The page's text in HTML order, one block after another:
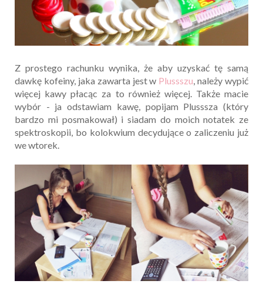
Z prostego rachunku wynika, że aby uzyskać tę samą
dawkę kofeiny, jaka zawarta jest w Plussszu , należy wypić
więcej kawy płacąc za to również więcej. Także macie
wybór - ja odstawiam kawę, popijam Plusssza (który
bardzo mi posmakował) i siadam do moich notatek ze
spektroskopii, bo kolokwium decydujące o zaliczeniu już
we wtorek.